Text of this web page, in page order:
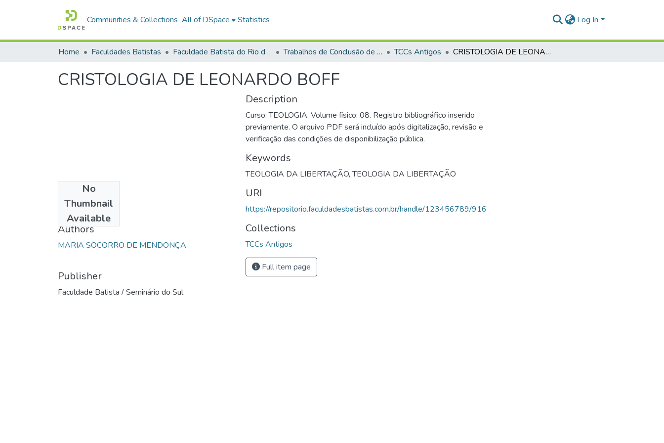
Communities & Collections All of DSpace Statistics Log In
Home Faculdades Batistas Faculdade Batista do Rio de Janeiro (FABAT-RJ) Trabalhos de Conclusão de Curso (TCC) TCCs Antigos CRISTOLOGIA DE LEONARDO BOFF
CRISTOLOGIA DE LEONARDO BOFF
No
Thumbnail
Available
1987
Authors
MARIA SOCORRO DE MENDONÇA
Publisher
Faculdade Batista / Seminário do Sul
Description
Curso: TEOLOGIA. Volume físico: 08. Registro bibliográfico inserido
previamente. O arquivo PDF será incluído após digitalização, revisão e
verificação das condições de disponibilização pública.
Keywords
TEOLOGIA DA LIBERTAÇÃO,TEOLOGIA DA LIBERTAÇÃO
URI
https://repositorio.faculdadesbatistas.com.br/handle/123456789/916
Collections
TCCs Antigos
Full item page